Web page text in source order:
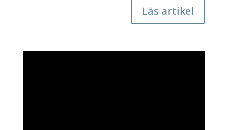
Läs artikel